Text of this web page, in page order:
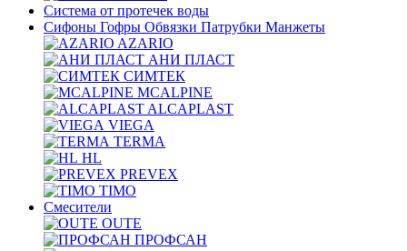
Система от протечек воды
Сифоны Гофры Обвязки Патрубки Манжеты
AZARIO
АНИ ПЛАСТ
СИМТЕК
MCALPINE
ALCAPLAST
VIEGA
TERMA
HL
PREVEX
TIMO
Смесители
OUTE
ПРОФСАН